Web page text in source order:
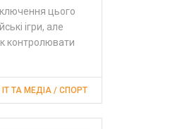
цього
ігри, але
контролювати
ТА МЕДІА / СПОРТ